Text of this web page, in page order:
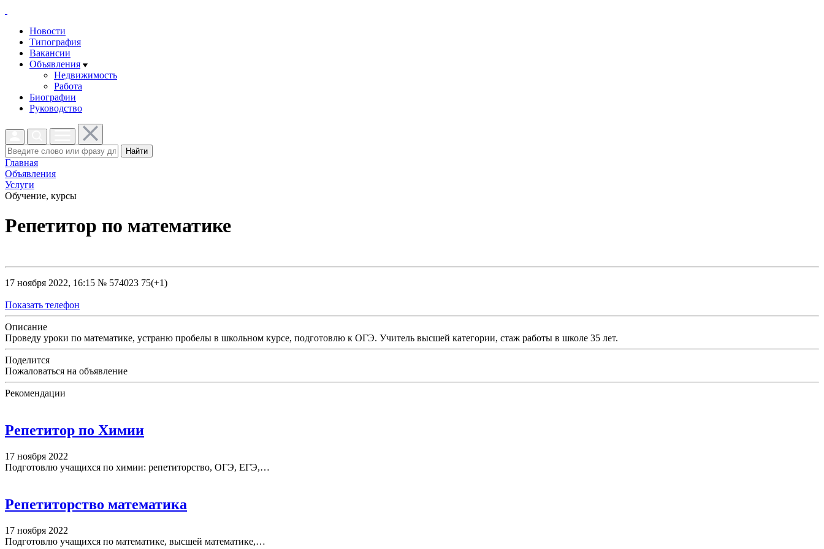
Новости
Типография
Вакансии
Объявления
Недвижимость
Работа
Биографии
Руководство
Найти
Главная
Объявления
Услуги
Обучение, курсы
Репетитор по математике
17 ноября 2022, 16:15 № 574023 75(+1)
Показать телефон
Описание
Проведу уроки по математике, устраню пробелы в школьном курсе, подготовлю к ОГЭ. Учитель высшей категории, стаж работы в школе 35 лет.
Поделится
Пожаловаться на объявление
Рекомендации
Репетитор по Химии
17 ноября 2022
Подготовлю учащихся по химии: репетиторство, ОГЭ, ЕГЭ,…
Репетиторство математика
17 ноября 2022
Подготовлю учащихся по математике, высшей математике,…